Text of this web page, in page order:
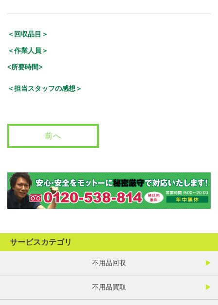
＜回収品目＞
＜作業人員＞
<所要時間>
＜担当スタッフの感想＞
前へ
サービスカテゴリ
不用品回収
不用品買取